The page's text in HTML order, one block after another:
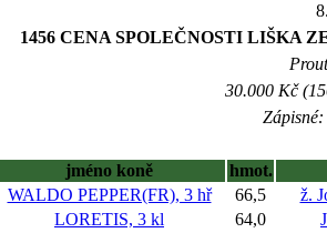
1456 CENA SPOLEČNOSTI LIŠKA
30.000 Kč
jméno koně
hmot.
WALDO PEPPER(FR), 3 hř 66,5
ž.
LORETIS, 3 kl 64,0